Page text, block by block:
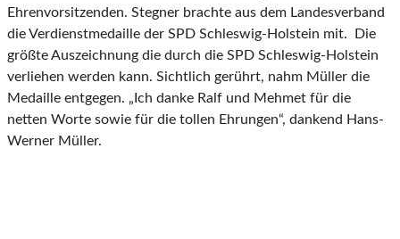
Ehrenvorsitzenden. Stegner brachte aus dem Landesverband
die Verdienstmedaille der SPD Schleswig-Holstein mit. Die
größte Auszeichnung die durch die SPD Schleswig-Holstein
verliehen werden kann. Sichtlich gerührt, nahm Müller die
Medaille entgegen. „Ich danke Ralf und Mehmet für die
netten Worte sowie für die tollen Ehrungen“, dankend Hans-
Werner Müller.